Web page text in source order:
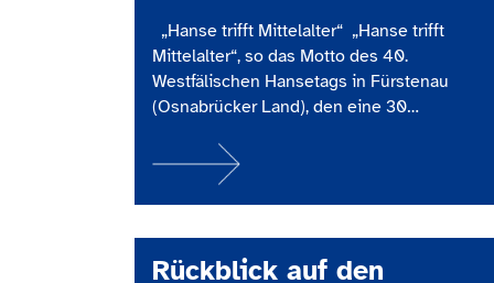
„Hanse trifft Mittelalter“ „Hanse trifft
Mittelalter“, so das Motto des 40.
Westfälischen Hansetags in Fürstenau
(Osnabrücker Land), den eine 30
besucht hat. Bei herrlichstem Wetter
hatte die Hanse-Gesellschaft Lippstadt
e.V. in Kooperation mit der
Volkshochschule Lippstadt zu dieser
Tagesfahrt eingeladen. Die
Rückblick auf den